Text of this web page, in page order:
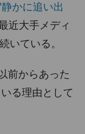
かに追い出
近大手メディ
いている。
前からあった
る理由として